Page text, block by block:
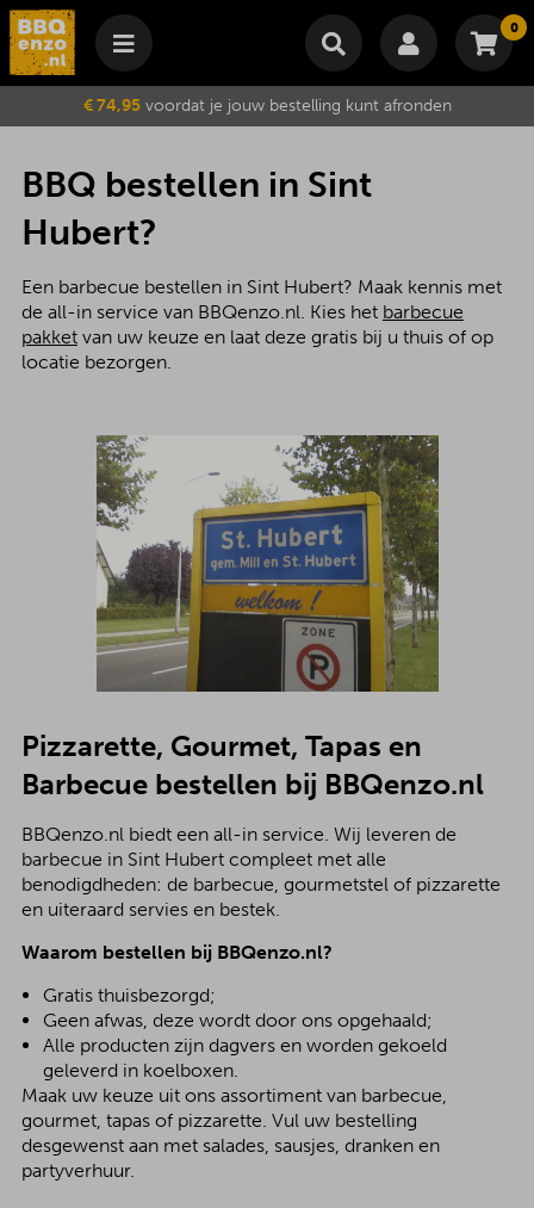
0
Winkelmand
Je winkelwagen is momenteel leeg.
Subtotaal €
Wijzig winkelmand Bestellen
€ 74,95voordat je jouw bestelling kunt afronden
BBQ bestellen in Sint
Hubert?
Een barbecue bestellen in Sint Hubert? Maak kennis met
de all-in service van BBQenzo.nl. Kies het barbecue
pakketvan uw keuze en laat deze gratis bij u thuis of op
locatie bezorgen.
Pizzarette, Gourmet, Tapas en
Barbecue bestellen bij BBQenzo.nl
BBQenzo.nl biedt een all-in service. Wij leveren de
barbecue in Sint Hubert compleet met alle
benodigdheden: de barbecue, gourmetstel of pizzarette
en uiteraard servies en bestek.
Waarom bestellen bij BBQenzo.nl?
Gratis thuisbezorgd;
Geen afwas, deze wordt door ons opgehaald;
Alle producten zijn dagvers en worden gekoeld
geleverd in koelboxen.
Maak uw keuze uit ons assortiment van barbecue,
gourmet, tapas of pizzarette. Vul uw bestelling
desgewenst aan met salades, sausjes, dranken en
partyverhuur.